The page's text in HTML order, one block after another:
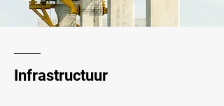
Infrastructuur